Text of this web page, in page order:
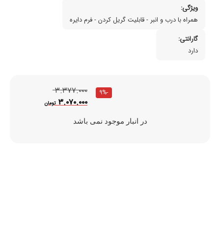
ویژگی:
همراه با درب و انبر - قابلیت گریل کردن - فرم دایره
گارانتی:
دارد
۳.۳۷۷.۰۰۰
۳.۰۷۰.۰۰۰ تومان
-9%
در انبار موجود نمی باشد